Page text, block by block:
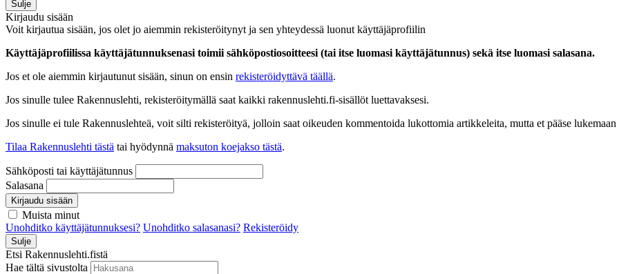
Sulje
Kirjaudu sisään
Voit kirjautua sisään, jos olet jo aiemmin rekisteröitynyt ja sen yhteydessä luonut käyttäjäprofiilin
Käyttäjäprofiilissa käyttäjätunnuksenasi toimii sähköpostiosoitteesi (tai itse luomasi käyttäjätunnus) sekä itse luomasi salasana.
Jos et ole aiemmin kirjautunut sisään, sinun on ensin rekisteröidyttävä täällä.
Jos sinulle tulee Rakennuslehti, rekisteröitymällä saat kaikki rakennuslehti.fi-sisällöt luettavaksesi.
Jos sinulle ei tule Rakennuslehteä, voit silti rekisteröityä, jolloin saat oikeuden kommentoida lukottomia artikkeleita, mutta et pääse
Tilaa Rakennuslehti tästä tai hyödynnä maksuton koejakso tästä.
Sähköposti tai käyttäjätunnus
Salasana
Kirjaudu sisään
Muista minut
Unohditko käyttäjätunnuksesi? Unohditko salasanasi? Rekisteröidy
Sulje
Etsi Rakennuslehti.fistä
Hae tältä sivustolta